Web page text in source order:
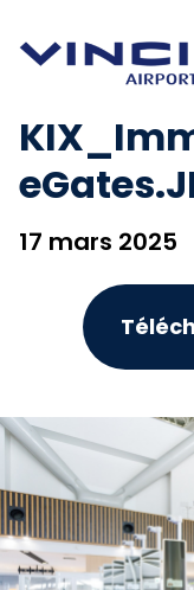
17 mars 2025